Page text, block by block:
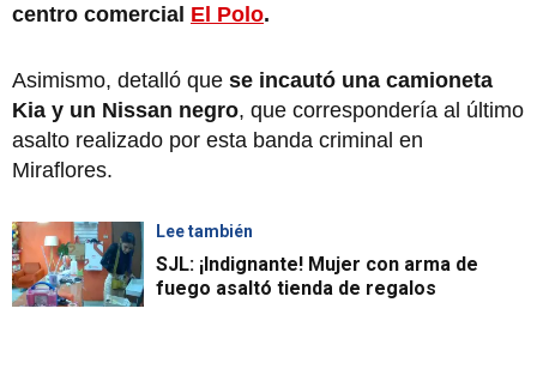
centro comercial El Polo.
Asimismo, detalló que se incautó una camioneta
Kia y un Nissan negro, que correspondería al último
asalto realizado por esta banda criminal en
Miraflores.
Lee también
SJL: ¡Indignante! Mujer con arma de
fuego asaltó tienda de regalos